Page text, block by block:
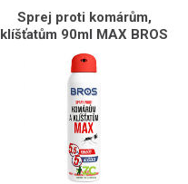
Sprej proti komárům,
klíšťatům 90ml MAX BROS